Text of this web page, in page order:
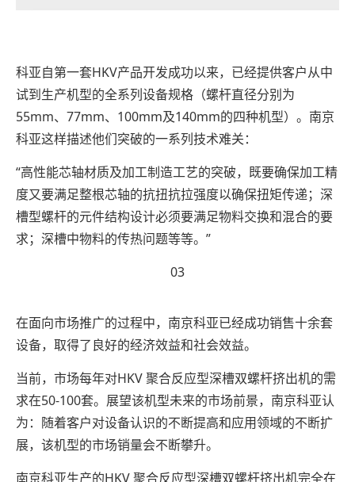
科亚自第一套HKV产品开发成功以来，已经提供客户从中
试到生产机型的全系列设备规格（螺杆直径分别为
55mm、77mm、100mm及140mm的四种机型）。南京
科亚这样描述他们突破的一系列技术难关：
“高性能芯轴材质及加工制造工艺的突破，既要确保加工精
度又要满足整根芯轴的抗扭抗拉强度以确保扭矩传递；深
槽型螺杆的元件结构设计必须要满足物料交换和混合的要
求；深槽中物料的传热问题等等。”
03
在面向市场推广的过程中，南京科亚已经成功销售十余套
设备，取得了良好的经济效益和社会效益。
当前，市场每年对HKV 聚合反应型深槽双螺杆挤出机的需
求在50-100套。展望该机型未来的市场前景，南京科亚认
为：随着客户对设备认识的不断提高和应用领域的不断扩
展，该机型的市场销量会不断攀升。
南京科亚生产的HKV 聚合反应型深槽双螺杆挤出机完全在